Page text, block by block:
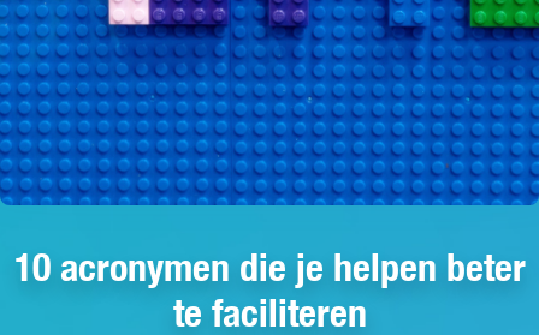
10 acronymen die je helpen beter
te faciliteren